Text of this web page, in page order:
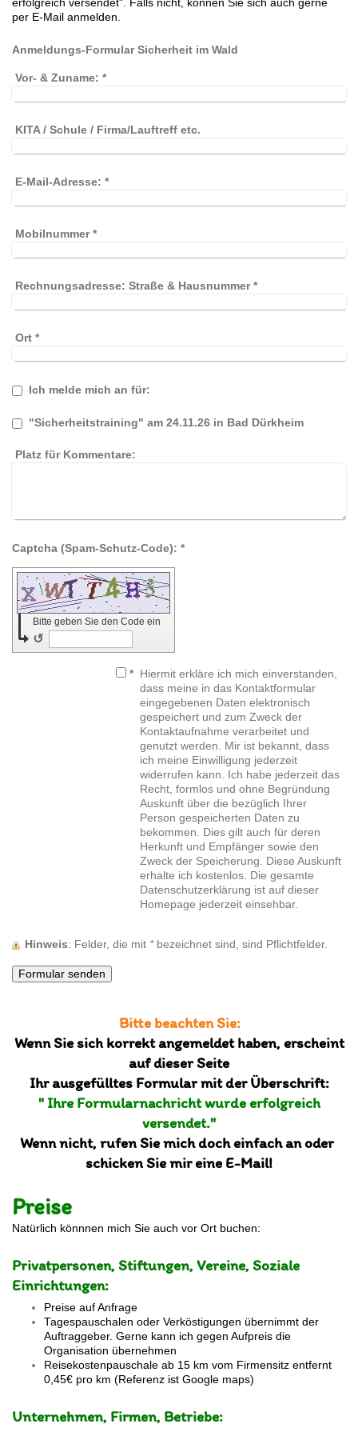
erfolgreich versendet". Falls nicht,
können Sie sich auch gerne
per E-Mail anmelden.
Anmeldungs-Formular Sicherheit im Wald
Vor- & Zuname: *
KITA / Schule / Firma/Lauftreff etc.
E-Mail-Adresse: *
Mobilnummer*
Rechnungsadresse: Straße & Hausnummer*
Ort *
Ich melde mich an für:
"Sicherheitstraining" am 24.11.26 in Bad Dürkheim
Platz für Kommentare:
Captcha (Spam-Schutz-Code): *
Bitte geben Sie den Code ein
↺
*
Hiermit erkläre ich mich einverstanden,
dass meine in das Kontaktformular
eingegebenen Daten elektronisch
gespeichert und zum Zweck der
Kontaktaufnahme verarbeitet und
genutzt werden. Mir ist bekannt, dass
ich meine Einwilligung jederzeit
widerrufen kann. Ich habe jederzeit das
Recht, formlos und ohne Begründung
Auskunft über die bezüglich Ihrer
Person gespeicherten Daten zu
bekommen. Dies gilt auch für deren
Herkunft und Empfänger sowie den
Zweck der Speicherung. Diese Auskunft
erhalte ich kostenlos. Die gesamte
Datenschutzerklärung ist auf dieser
Homepage jederzeit einsehbar.
Hinweis : Felder, die mit *bezeichnet sind, sind Pflichtfelder.
Bitte beachten Sie:
Wenn Sie sich korrekt angemeldet haben, erscheint
auf dieser Seite
Ihr ausgefülltes Formular mit der Überschrift:
" Ihre Formularnachricht wurde erfolgreich
versendet."
Wenn nicht, rufen Sie mich doch einfach an oder
schicken Sie mir eine E-Mail!
Preise
Natürlich könnnen mich Sie auch vor Ort buchen:
Privatpersonen, Stiftungen, Vereine, Soziale
Einrichtungen:
Preise auf Anfrage
Tagespauschalen oder Verköstigungen übernimmt der
Auftraggeber. Gerne kann ich gegen Aufpreis die
Organisation übernehmen
Reisekostenpauschale ab 15 km vom Firmensitz entfernt
0,45€ pro km (Referenz ist Google maps)
Unternehmen, Firmen, Betriebe: